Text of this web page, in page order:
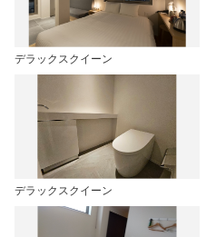
デラックスクイーン
デラックスクイーン